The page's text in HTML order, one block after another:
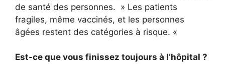
de santé des personnes. » Les patients
fragiles, même vaccinés, et les personnes
âgées restent des catégories à risque. «
Est-ce que vous finissez toujours à l’hôpital ?